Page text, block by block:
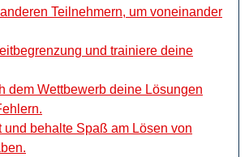
Teilnehmern, um voneinander
und trainiere deine
dem Wettbewerb deine Lösungen
und behalte Spaß am Lösen von